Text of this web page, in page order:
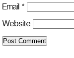
Email *
Website